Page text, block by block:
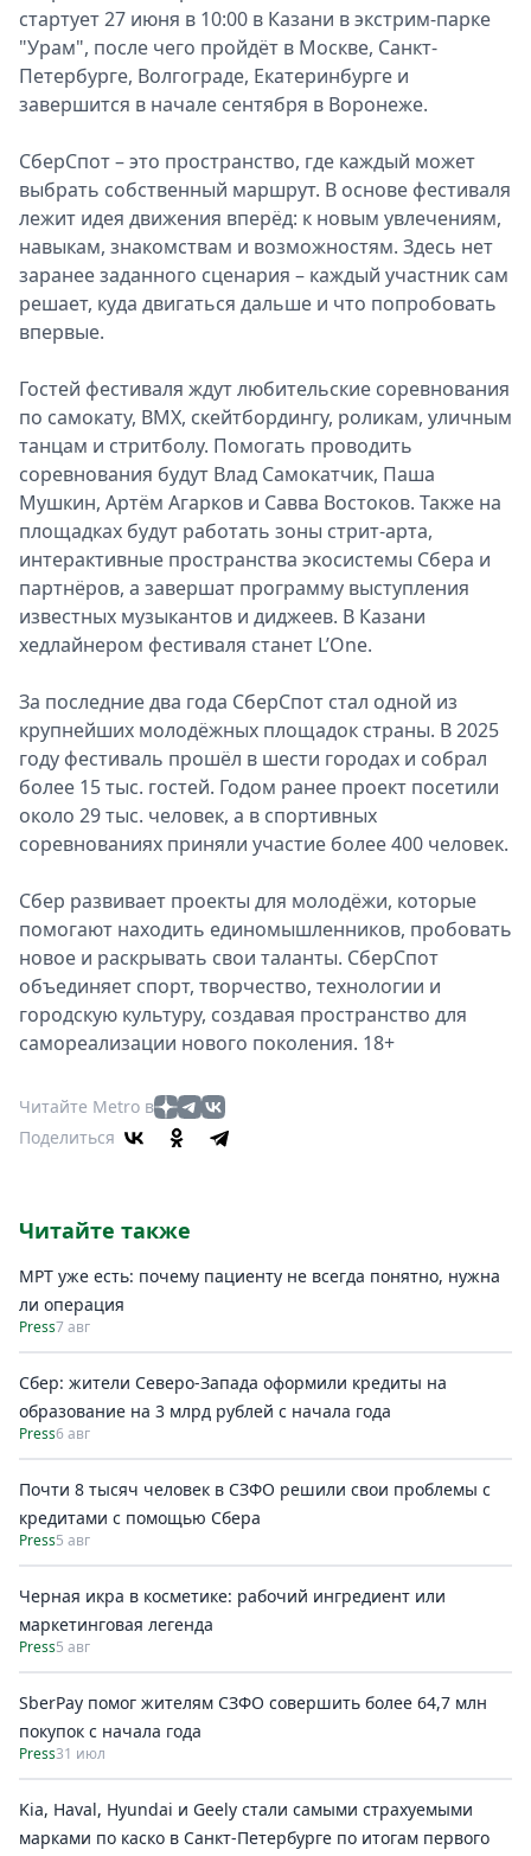
стартует 27 июня в 10:00 в Казани в экстрим-парке
"Урам", после чего пройдёт в Москве, Санкт-
Петербурге, Волгограде, Екатеринбурге и
завершится в начале сентября в Воронеже.
СберСпот – это пространство, где каждый может
выбрать собственный маршрут. В основе фестиваля
лежит идея движения вперёд: к новым увлечениям,
навыкам, знакомствам и возможностям. Здесь нет
заранее заданного сценария – каждый участник сам
решает, куда двигаться дальше и что попробовать
впервые.
Гостей фестиваля ждут любительские соревнования
по самокату, BMX, скейтбордингу, роликам, уличным
танцам и стритболу. Помогать проводить
соревнования будут Влад Самокатчик, Паша
Мушкин, Артём Агарков и Савва Востоков. Также на
площадках будут работать зоны стрит-арта,
интерактивные пространства экосистемы Сбера и
партнёров, а завершат программу выступления
известных музыкантов и диджеев. В Казани
хедлайнером фестиваля станет L’One.
За последние два года СберСпот стал одной из
крупнейших молодёжных площадок страны. В 2025
году фестиваль прошёл в шести городах и собрал
более 15 тыс. гостей. Годом ранее проект посетили
около 29 тыс. человек, а в спортивных
соревнованиях приняли участие более 400 человек.
Сбер развивает проекты для молодёжи, которые
помогают находить единомышленников, пробовать
новое и раскрывать свои таланты. СберСпот
объединяет спорт, творчество, технологии и
городскую культуру, создавая пространство для
самореализации нового поколения. 18+
Читайте Metro в
Поделиться
Читайте также
МРТ уже есть: почему пациенту не всегда понятно, нужна
ли операция
Press7 авг
Сбер: жители Северо-Запада оформили кредиты на
образование на 3 млрд рублей с начала года
Press6 авг
Почти 8 тысяч человек в СЗФО решили свои проблемы с
кредитами с помощью Сбера
Press5 авг
Черная икра в косметике: рабочий ингредиент или
маркетинговая легенда
Press5 авг
SberPay помог жителям СЗФО совершить более 64,7 млн
покупок c начала года
Press31 июл
Kia, Haval, Hyundai и Geely стали самыми страхуемыми
марками по каско в Санкт-Петербурге по итогам первого